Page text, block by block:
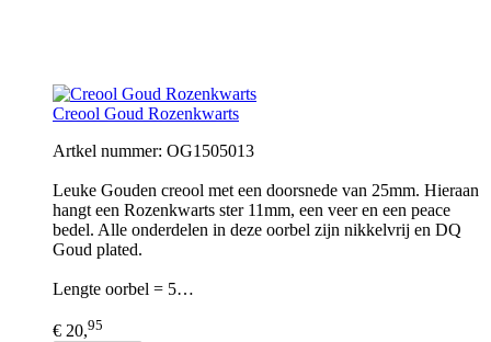
Creool Goud Rozenkwarts
Artkel nummer: OG1505013
Leuke Gouden creool met een doorsnede van 25mm. Hieraan
hangt een Rozenkwarts ster 11mm, een veer en een peace
bedel. Alle onderdelen in deze oorbel zijn nikkelvrij en DQ
Goud plated.
Lengte oorbel = 5…
€ 20,95